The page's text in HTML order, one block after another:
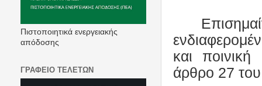
και
άρθρο 27
Πιστοποιητικά ενεργειακής
απόδοσης
ΓΡΑΦΕΙΟ ΤΕΛΕΤΩΝ